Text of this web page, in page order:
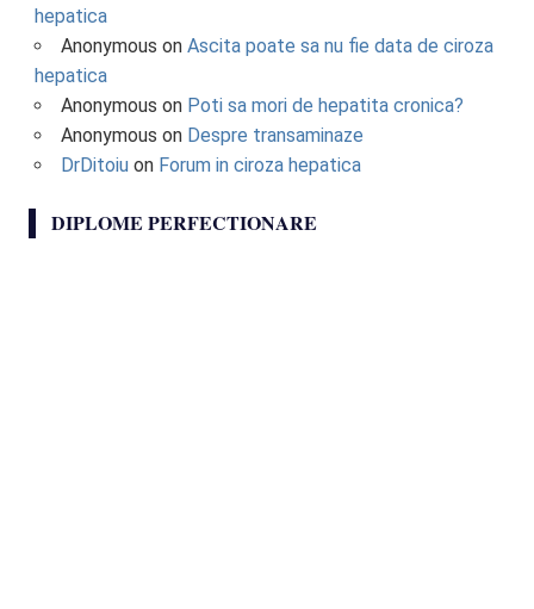
hepatica
Anonymous on Ascita poate sa nu fie data de ciroza
hepatica
Anonymous on Poti sa mori de hepatita cronica?
Anonymous on Despre transaminaze
DrDitoiuon Forum in ciroza hepatica
DIPLOME PERFECTIONARE